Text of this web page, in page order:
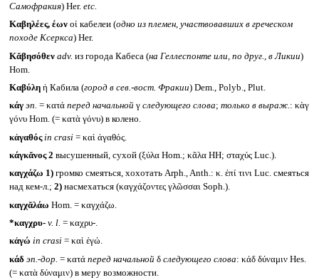
Самофракия) Her. etc.
Καβηλέες, έωνοἱ кабелеи (одно из племен, участвовавших в греческом
походе Ксеркса) Her.
Κᾰβησόθεν adv. из города Кабеса (на Геллеспонте или, по друг., в Ликии)
Hom.
Καβύληἡ Кабила (город в сев.-вост. Фракии) Dem., Polyb., Plut.
κάγ эп. = κατά перед начальнойγ следующего слова; только в выраж.: κὰγ
γόνυ Hom. (= κατὰ γόνυ) в колено.
κἀγαθός in crasi= καὶ ἀγαθός.
κάγκᾰνος 2 высушенный, сухой (ξύλα Hom.; κᾶλα HH; σταχύς Luc.).
καγχάζω 1)громко смеяться, хохотать Arph., Anth.: κ. ἐπί τινι Luc. смеяться
над кем-л.; 2)насмехаться (καγχάζοντες γλῶσσαι Soph.).
καγχᾰλάω Hom. = καγχάζω.
*καγχρυ- v. l. = καχρυ-.
κἀγώ in crasi= καὶ ἐγώ.
κάδ эп.-дор. = κατά перед начальнойδ следующего слова: κάδ δύναμιν Hes.
(= κατὰ δύναμιν) в меру возможности.